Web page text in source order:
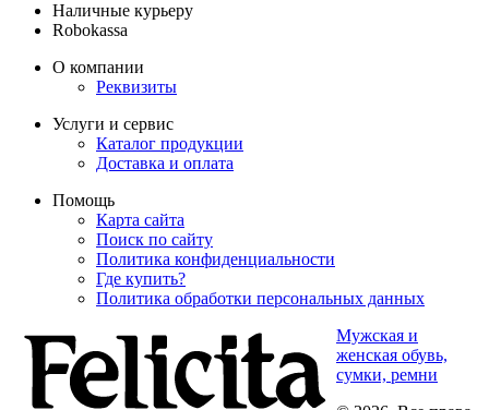
Наличные курьеру
Robokassa
О компании
Реквизиты
Услуги и сервис
Каталог продукции
Доставка и оплата
Помощь
Карта сайта
Поиск по сайту
Политика конфиденциальности
Где купить?
Политика обработки персональных данных
Мужская и
женская обувь,
сумки, ремни